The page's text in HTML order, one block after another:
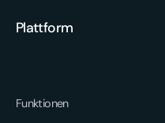
Plattform
Funktionen